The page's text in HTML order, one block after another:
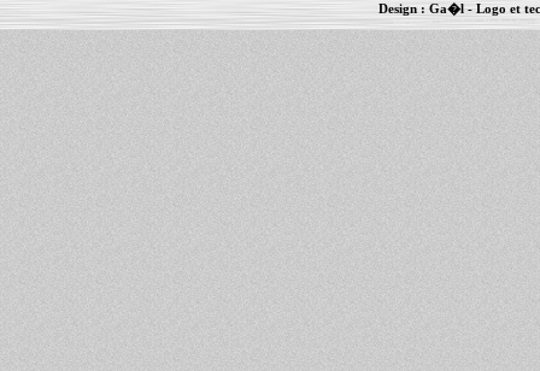
Design : Ga�l- Logo et